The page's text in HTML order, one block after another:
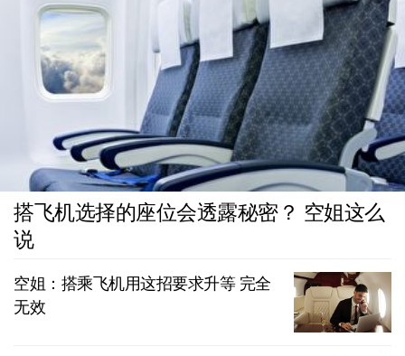
搭飞机选择的座位会透露秘密？ 空姐这么
说
空姐：搭乘飞机用这招要求升等 完全
无效